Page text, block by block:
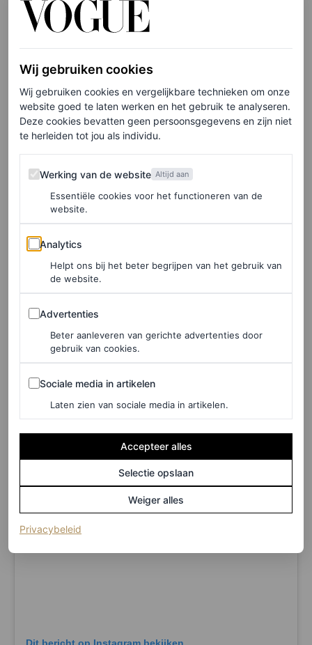
steenrode fluwelen broekpak is een ontwerp van Etro en
wijd uitlopende pantalon. De koningin combineerde het
opvallende pak met een paar nog opvallendere schoenen:
een paar metallic hakken van Gianvito Rossi.
Trendkleur bruin
Waar Barbie-roze 2022 (en deels 2023) domineerde,
maakte rood vorig jaar zijn grote comeback als
trendkleur van het moment. Voorspellingen voor 2024?
Pantone’s kleur van het jaar fuzzy peach zien we
momenteel veel bruin – in de vorm van zowel kleding
bruintinten). Dat Máxima nu voor een donkerbruin
koningin altijd op de hoogte is wat mode betreft.
Wij gebruiken cookies
Wij gebruiken cookies en vergelijkbare technieken om onze
website goed te laten werken en het gebruik te analyseren.
Deze cookies bevatten geen persoonsgegevens en zijn niet
te herleiden tot jou als individu.
Werking van de website
Werking van de website Altijd aan
Essentiële cookies voor het functioneren van de
website.
Analytics
Analytics
Helpt ons bij het beter begrijpen van het gebruik van
de website.
Advertenties
Advertenties
Beter aanleveren van gerichte advertenties door
gebruik van cookies.
Sociale media in artikelen
Sociale media in artikelen
Laten zien van sociale media in artikelen.
Accepteer alles
Selectie opslaan
Weiger alles
Privacybeleid